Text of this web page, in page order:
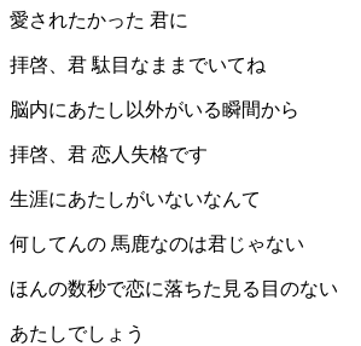
愛されたかった 君に
拝啓、君 駄目なままでいてね
脳内にあたし以外がいる瞬間から
拝啓、君 恋人失格です
生涯にあたしがいないなんて
何してんの 馬鹿なのは君じゃない
ほんの数秒で恋に落ちた見る目のない
あたしでしょう